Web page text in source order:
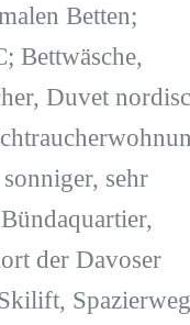
Betten;
Bettwäsche,
Duvet
sehr
der Davoser